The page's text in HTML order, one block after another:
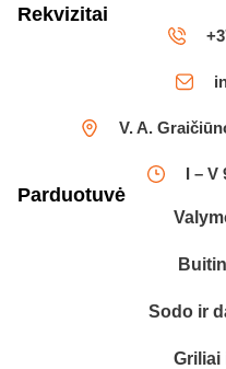
Rekvizitai
V. A.
I – V
Parduotuvė
Sodo ir
Griliai